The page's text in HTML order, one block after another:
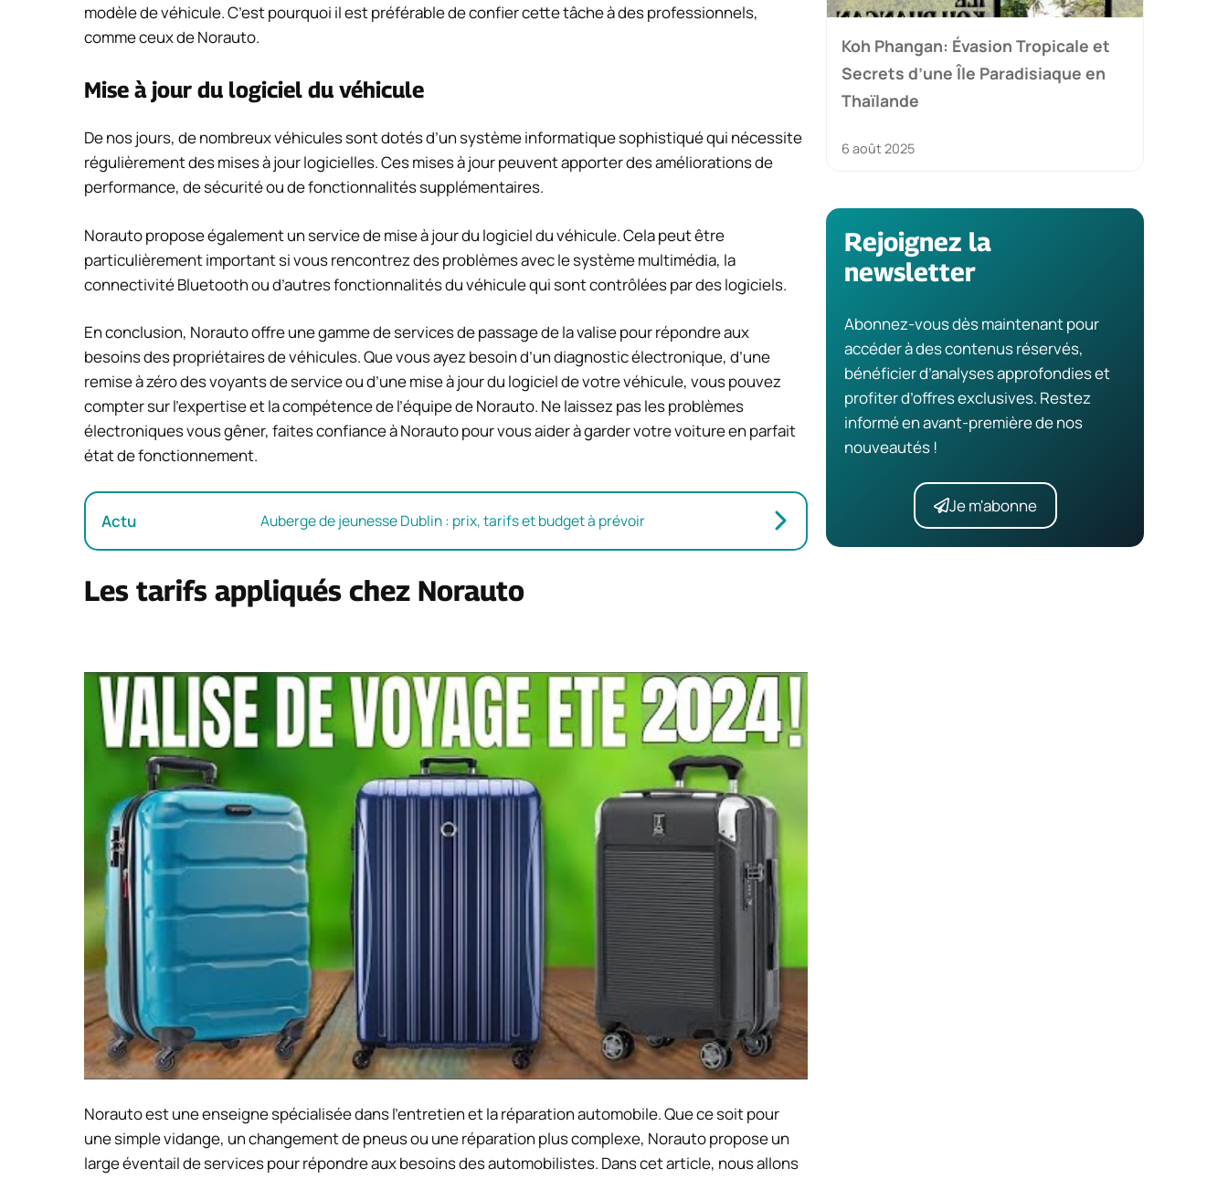
modèle de véhicule. C’est pourquoi il est préférable de confier cette tâche à des professionnels,
comme ceux de Norauto.
Mise à jour du logiciel du véhicule
De nos jours, de nombreux véhicules sont dotés d’un système informatique sophistiqué qui nécessite
régulièrement des mises à jour logicielles. Ces mises à jour peuvent apporter des améliorations de
performance, de sécurité ou de fonctionnalités supplémentaires.
Norauto propose également un service de mise à jour du logiciel du véhicule. Cela peut être
particulièrement important si vous rencontrez des problèmes avec le système multimédia, la
connectivité Bluetooth ou d’autres fonctionnalités du véhicule qui sont contrôlées par des logiciels.
En conclusion, Norauto offre une gamme de services de passage de la valise pour répondre aux
besoins des propriétaires de véhicules. Que vous ayez besoin d’un diagnostic électronique, d’une
remise à zéro des voyants de service ou d’une mise à jour du logiciel de votre véhicule, vous pouvez
compter sur l’expertise et la compétence de l’équipe de Norauto. Ne laissez pas les problèmes
électroniques vous gêner, faites confiance à Norauto pour vous aider à garder votre voiture en parfait
état de fonctionnement.
Actu Auberge de jeunesse Dublin : prix, tarifs et budget à prévoir
Les tarifs appliqués chez Norauto
Norauto est une enseigne spécialisée dans l’entretien et la réparation automobile. Que ce soit pour
une simple vidange, un changement de pneus ou une réparation plus complexe, Norauto propose un
large éventail de services pour répondre aux besoins des automobilistes. Dans cet article, nous allons
Koh Phangan: Évasion Tropicale et
Secrets d’une Île Paradisiaque en
Thaïlande
6 août 2025
Rejoignez la
newsletter
Abonnez-vous dès maintenant pour
accéder à des contenus réservés,
bénéficier d’analyses approfondies et
profiter d’offres exclusives. Restez
informé en avant-première de nos
nouveautés !
Je m'abonne